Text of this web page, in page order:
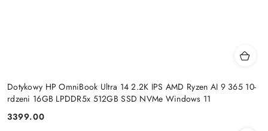
Dotykowy HP OmniBook Ultra 14 2.2K IPS AMD Ryzen AI 9 365 10-
rdzeni 16GB LPDDR5x 512GB SSD NVMe Windows 11
Cena:
3399.00